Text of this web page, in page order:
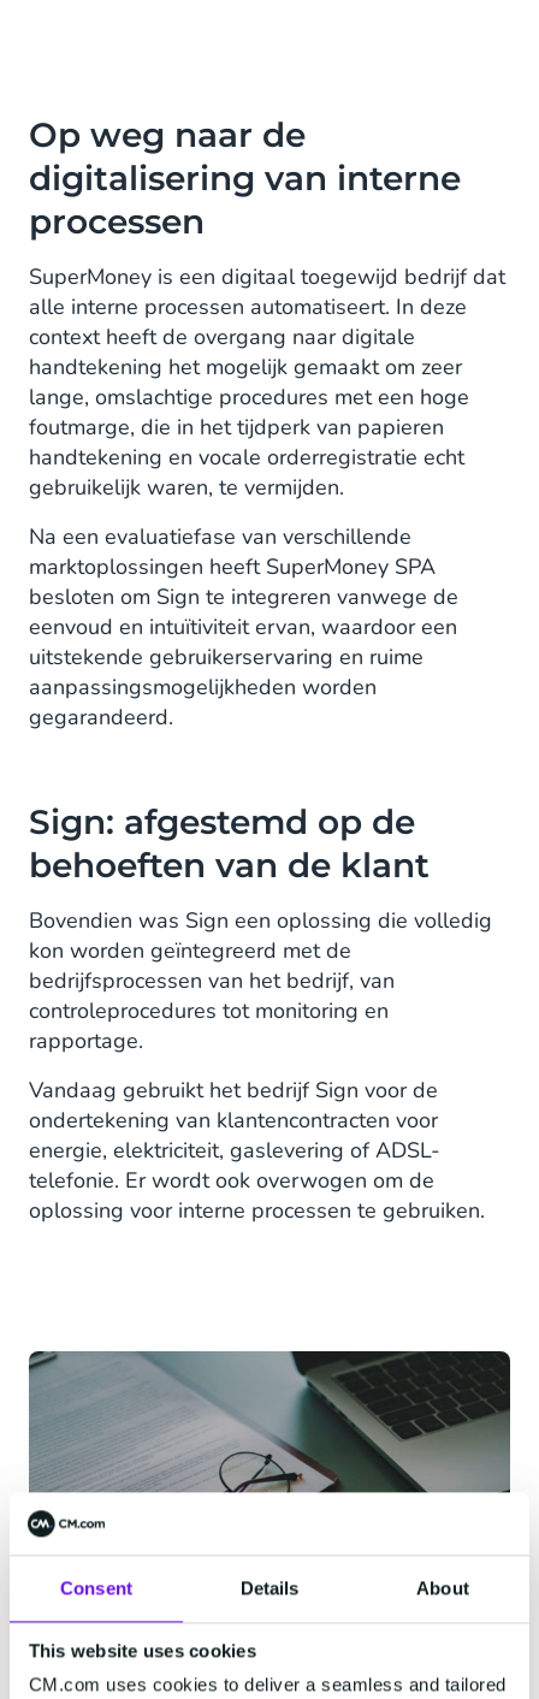
Consent Details About
This website uses cookies
CM.com uses cookies to deliver a seamless and tailored
Op weg naar de
digitalisering van interne
processen
SuperMoney is een digitaal toegewijd bedrijf dat
alle interne processen automatiseert. In deze
context heeft de overgang naar digitale
handtekening het mogelijk gemaakt om zeer
lange, omslachtige procedures met een hoge
foutmarge, die in het tijdperk van papieren
handtekening en vocale orderregistratie echt
gebruikelijk waren, te vermijden.
Na een evaluatiefase van verschillende
marktoplossingen heeft SuperMoney SPA
besloten om Sign te integreren vanwege de
eenvoud en intuïtiviteit ervan, waardoor een
uitstekende gebruikerservaring en ruime
aanpassingsmogelijkheden worden
gegarandeerd.
Sign: afgestemd op de
behoeften van de klant
Bovendien was Sign een oplossing die volledig
kon worden geïntegreerd met de
bedrijfsprocessen van het bedrijf, van
controleprocedures tot monitoring en
rapportage.
Vandaag gebruikt het bedrijf Sign voor de
ondertekening van klantencontracten voor
energie, elektriciteit, gaslevering of ADSL-
telefonie. Er wordt ook overwogen om de
oplossing voor interne processen te gebruiken.